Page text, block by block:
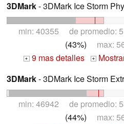
3DMark- 3DMark Ice Storm
min: 40355 de promedio:
(43%) max:
+ 9 mas detalles +
3DMark- 3DMark Ice Storm
min: 46942 de promedio:
(44%) max: